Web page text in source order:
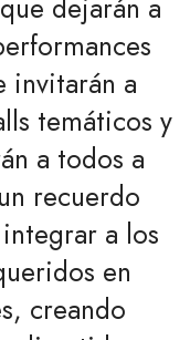
dejarán a
invitarán a
temáticos y
a todos a
recuerdo
a los
en
creando